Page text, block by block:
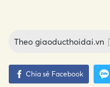
Theo giaoducthoidai.vn
Chia sẻ Facebook